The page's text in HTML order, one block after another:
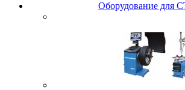
Oбopудoвaниe для